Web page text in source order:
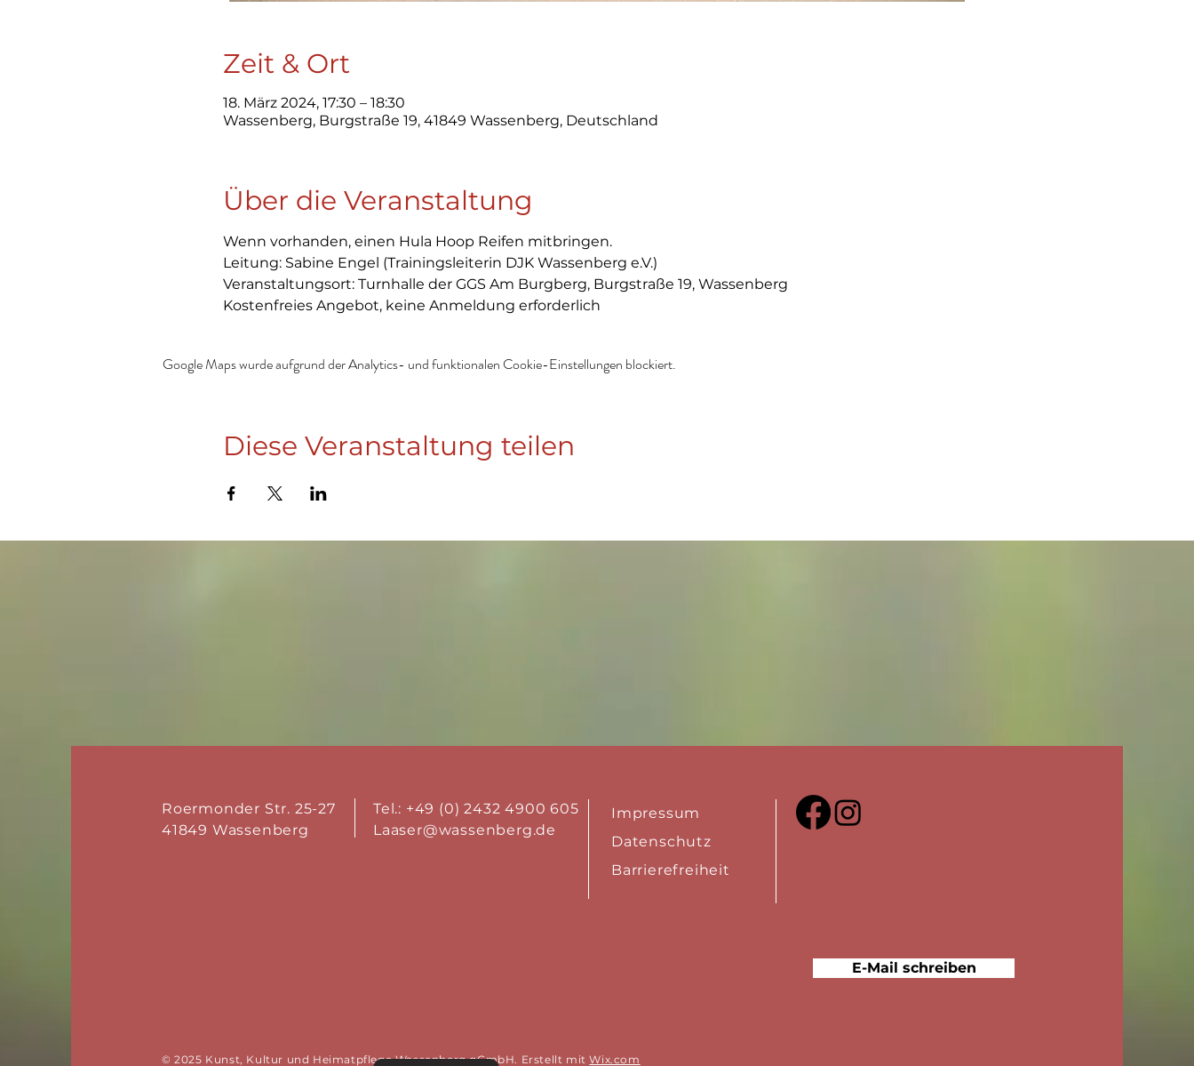
Zeit & Ort
18. März 2024, 17:30 – 18:30
Wassenberg, Burgstraße 19, 41849 Wassenberg, Deutschland
Über die Veranstaltung
Wenn vorhanden, einen Hula Hoop Reifen mitbringen.
Leitung: Sabine Engel (Trainingsleiterin DJK Wassenberg e.V.)
Veranstaltungsort: Turnhalle der GGS Am Burgberg, Burgstraße 19, Wassenberg
Kostenfreies Angebot, keine Anmeldung erforderlich
Google Maps wurde aufgrund der Analytics- und funktionalen Cookie-Einstellungen blockiert.
Diese Veranstaltung teilen
Roermonder Str. 25-27
41849 Wassenberg
Tel.: +49 (0) 2432 4900 605
Laaser@wassenberg.de
Impressum
Datenschutz
Barrierefreiheit
E-Mail schreiben
© 2025 Kunst, Kultur und Heimatpflege Wassenberg gGmbH. Erstellt mitWix.com